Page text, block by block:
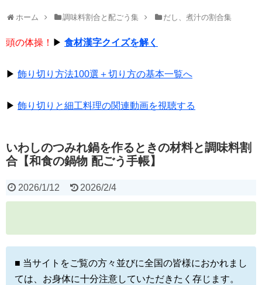
ホーム 調味料割合と配ごう集 だし、煮汁の割合集
頭の体操！ ▶ 食材漢字クイズを解く
▶ 飾り切り方法100選＋切り方の基本一覧へ
▶ 飾り切りと細工料理の関連動画を視聴する
いわしのつみれ鍋を作るときの材料と調味料割
合【和食の鍋物 配ごう手帳】
2026/1/12 2026/2/4
■ 当サイトをご覧の方々並びに全国の皆様におかれまし
ては、お身体に十分注意していただきたく存じます。